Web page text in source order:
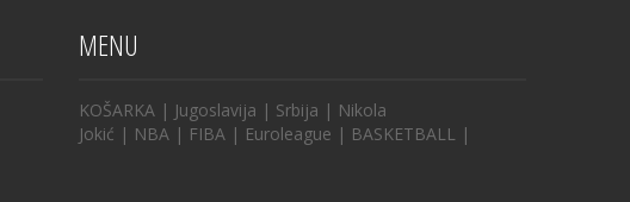
MENU
KOŠARKA | Jugoslavija | Srbija | Nikola
Jokić | NBA | FIBA | Euroleague | BASKETBALL |